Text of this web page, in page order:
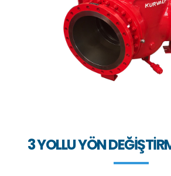
3 YOLLU YÖN